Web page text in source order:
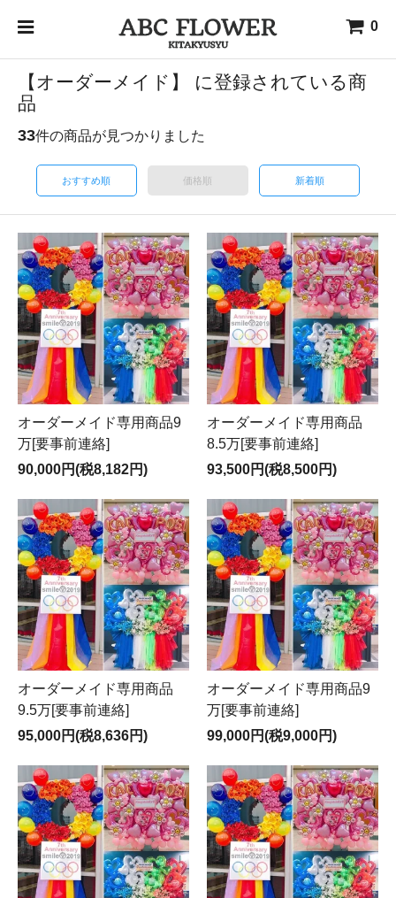
0
【オーダーメイド】 に登録されている商
品
33件の商品が見つかりました
おすすめ順 価格順 新着順
オーダーメイド専用商品9
万[要事前連絡]
90,000円(税8,182円)
オーダーメイド専用商品
8.5万[要事前連絡]
93,500円(税8,500円)
オーダーメイド専用商品
9.5万[要事前連絡]
95,000円(税8,636円)
オーダーメイド専用商品9
万[要事前連絡]
99,000円(税9,000円)